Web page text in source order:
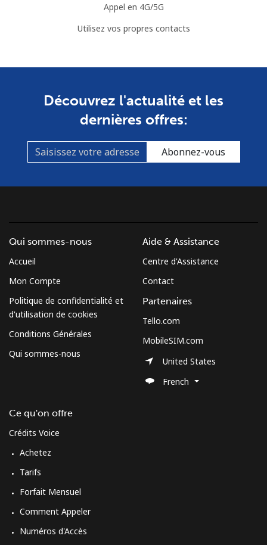
Appel en 4G/5G
Utilisez vos propres contacts
Découvrez l'actualité et les
dernières offres:
Abonnez-vous
Qui sommes-nous
Accueil
Mon Compte
Politique de confidentialité et
d'utilisation de cookies
Conditions Générales
Qui sommes-nous
Ce qu'on offre
Crédits Voice
Achetez
Tarifs
Forfait Mensuel
Comment Appeler
Numéros d'Accès
Aide & Assistance
Centre d'Assistance
Contact
Partenaires
Tello.com
MobileSIM.com
United States
French